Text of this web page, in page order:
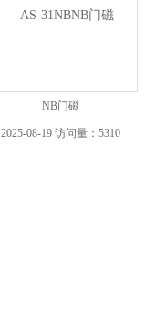
NB门磁
2025-08-19 访问量：5310